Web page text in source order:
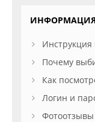
ИНФОРМАЦИЯ
Инструкция
Почему
Как
Логин и
Фотоотзывы